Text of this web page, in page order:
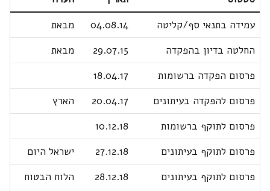
עמידה בתנאי סף/קליטה
04.08.14
מבאת
החלטה בדיון בהפקדה
29.07.15
מבאת
פרסום הפקדה ברשומות
18.04.17
פרסום להפקדה בעיתונים
20.04.17
הארץ
פרסום לתוקף ברשומות
10.12.18
פרסום לתוקף בעיתונים
27.12.18
ישראל היום
פרסום לתוקף בעיתונים
28.12.18 הלוח הבטוח